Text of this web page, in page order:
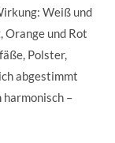
Weiß und
Orange und Rot
Polster,
abgestimmt
harmonisch –